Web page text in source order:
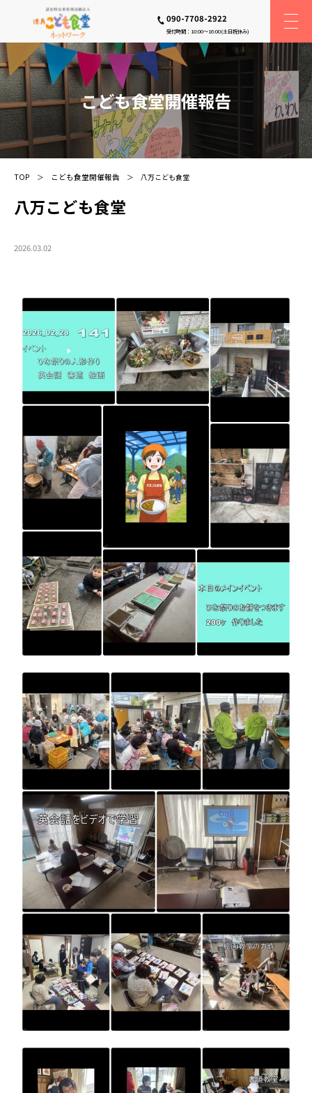
090-7708-2922
受付時間：10:00〜16:00(土日祝休み)
こども食堂開催報告
TOP こども食堂開催報告 八万こども食堂
八万こども食堂
2026.03.02